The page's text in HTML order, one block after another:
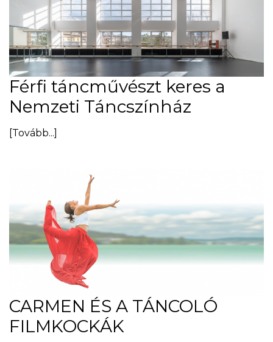
Férfi táncművészt keres a
Nemzeti Táncszínház
[Tovább...]
CARMEN ÉS A TÁNCOLÓ
FILMKOCKÁK